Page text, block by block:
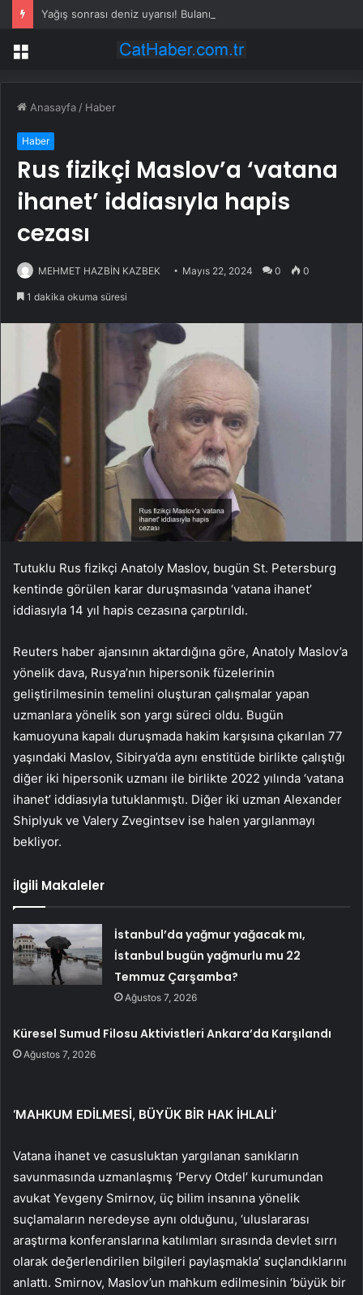
Menü
Anasayfa / Haber
Haber
Rus fizikçi Maslov’a ‘vatana
ihanet’ iddiasıyla hapis
cezası
MEHMET HAZBİN KAZBEK Mayıs 22, 2024 0 0
1 dakika okuma süresi
Tutuklu Rus fizikçi Anatoly Maslov, bugün St. Petersburg
kentinde görülen karar duruşmasında ‘vatana ihanet’
iddiasıyla 14 yıl hapis cezasına çarptırıldı.
Reuters haber ajansının aktardığına göre, Anatoly Maslov’a
yönelik dava, Rusya’nın hipersonik füzelerinin
geliştirilmesinin temelini oluşturan çalışmalar yapan
uzmanlara yönelik son yargı süreci oldu. Bugün
kamuoyuna kapalı duruşmada hakim karşısına çıkarılan 77
yaşındaki Maslov, Sibirya’da aynı enstitüde birlikte çalıştığı
diğer iki hipersonik uzmanı ile birlikte 2022 yılında ‘vatana
ihanet’ iddiasıyla tutuklanmıştı. Diğer iki uzman Alexander
Shiplyuk ve Valery Zvegintsev ise halen yargılanmayı
bekliyor.
İlgili Makaleler
İstanbul’da yağmur yağacak mı,
İstanbul bugün yağmurlu mu 22
Temmuz Çarşamba?
Ağustos 7, 2026
Küresel Sumud Filosu Aktivistleri Ankara’da Karşılandı
Ağustos 7, 2026
‘MAHKUM EDİLMESİ, BÜYÜK BİR HAK İHLALİ’
Vatana ihanet ve casusluktan yargılanan sanıkların
savunmasında uzmanlaşmış ‘Pervy Otdel’ kurumundan
avukat Yevgeny Smirnov, üç bilim insanına yönelik
suçlamaların neredeyse aynı olduğunu, ‘uluslararası
araştırma konferanslarına katılımları sırasında devlet sırrı
olarak değerlendirilen bilgileri paylaşmakla’ suçlandıklarını
anlattı. Smirnov, Maslov’un mahkum edilmesinin ‘büyük bir